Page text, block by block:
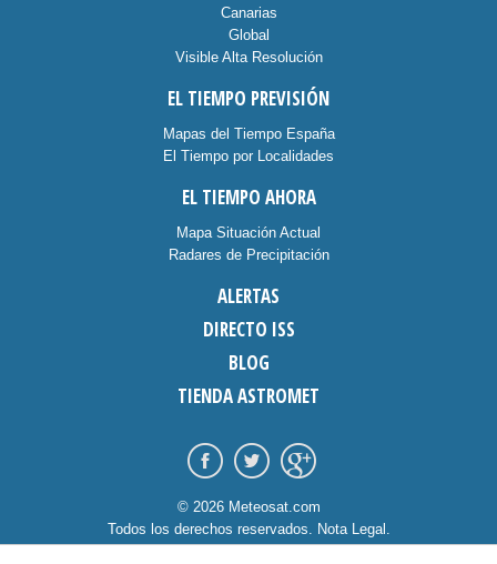
Canarias
Global
Visible Alta Resolución
EL TIEMPO PREVISIÓN
Mapas del Tiempo España
El Tiempo por Localidades
EL TIEMPO AHORA
Mapa Situación Actual
Radares de Precipitación
ALERTAS
DIRECTO ISS
BLOG
TIENDA ASTROMET
© 2026 Meteosat.com
Todos los derechos reservados. Nota Legal .